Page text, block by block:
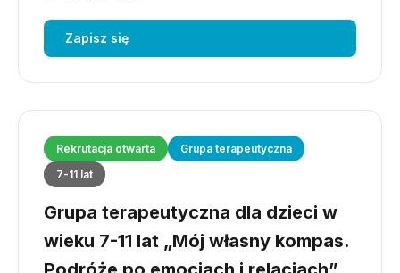
Zapisz się
Rekrutacja otwarta
Grupa terapeutyczna
7-11 lat
Grupa terapeutyczna dla dzieci w
wieku 7-11 lat „Mój własny kompas.